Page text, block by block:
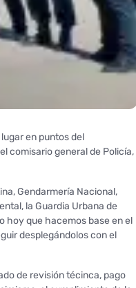
en puntos del
comisario general de Policía,
Gendarmería Nacional,
la Guardia Urbana de
hoy que hacemos base en el
desplegándolos con el
de revisión técinca, pago